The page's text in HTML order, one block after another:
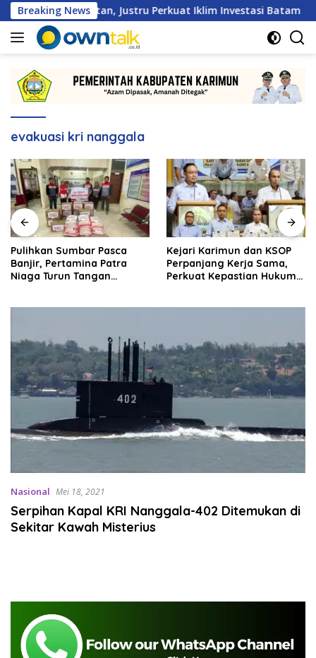
Langsung
ke
konten
Breaking News
Hambatan, Justru Perkuat Iklim Investasi Batam
evakuasi kri nanggala
Pulihkan Sumbar Pasca
Banjir, Pertamina Patra
Niaga Turun Tangan
Kejari Karimun dan KSOP
Perpanjang Kerja Sama,
Perkuat Kepastian Hukum
Nasional Mei 18, 2021
Serpihan Kapal KRI Nanggala-402 Ditemukan di
Sekitar Kawah Misterius